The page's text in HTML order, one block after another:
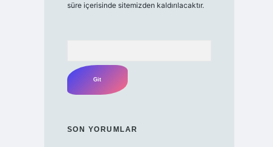
süre içerisinde sitemizden kaldırılacaktır.
SON YORUMLAR